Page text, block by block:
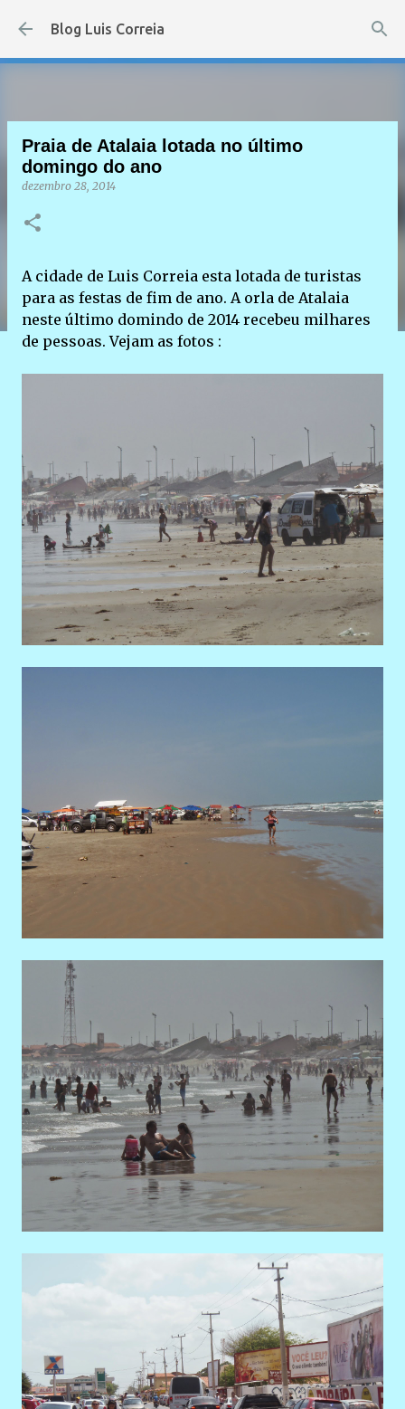
Pular para o conteúdo principal
Blog Luis Correia
Praia de Atalaia lotada no último
domingo do ano
dezembro 28, 2014
A cidade de Luis Correia esta lotada de turistas
para as festas de fim de ano. A orla de Atalaia
neste último domindo de 2014 recebeu milhares
de pessoas. Vejam as fotos :